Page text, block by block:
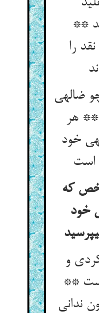
**
را
ضاله‏ی
هر
خود
است‏
که
خود
و
**
ندانی